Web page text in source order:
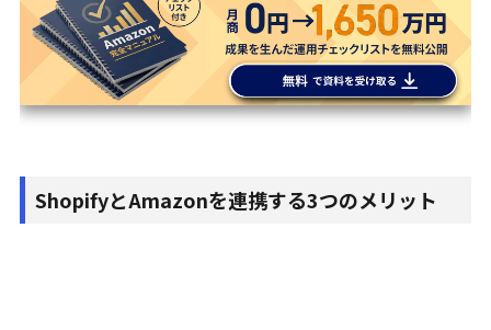
ShopifyとAmazonを連携する3つのメリット